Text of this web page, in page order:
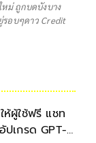
หม่ ถูกบดบังบาง
อบๆดาว Credit
ห้ผู้ใช้ฟรี แชท
ปเกรด GPT-